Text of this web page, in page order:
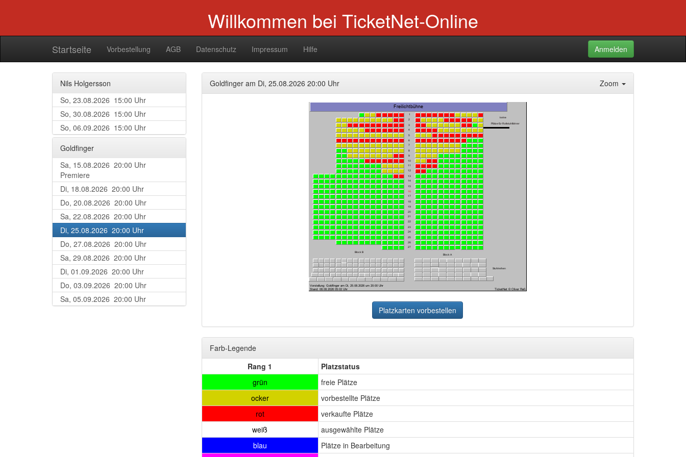
Willkommen bei TicketNet-Online
Startseite Vorbestellung AGB Datenschutz Impressum Hilfe Anmelden
Nils Holgersson
So, 23.08.2026 15:00 Uhr
So, 30.08.2026 15:00 Uhr
So, 06.09.2026 15:00 Uhr
Goldfinger
Sa, 15.08.2026 20:00 Uhr
Premiere
Di, 18.08.2026 20:00 Uhr
Do, 20.08.2026 20:00 Uhr
Sa, 22.08.2026 20:00 Uhr
Di, 25.08.2026 20:00 Uhr
Do, 27.08.2026 20:00 Uhr
Sa, 29.08.2026 20:00 Uhr
Di, 01.09.2026 20:00 Uhr
Do, 03.09.2026 20:00 Uhr
Sa, 05.09.2026 20:00 Uhr
Zoom
Goldfinger am Di, 25.08.2026 20:00 Uhr
Platzkarten vorbestellen
Farb-Legende
Rang 1
Platzstatus
grün
freie Plätze
ocker
vorbestellte Plätze
rot
verkaufte Plätze
weiß
ausgewählte Plätze
blau
Plätze in Bearbeitung